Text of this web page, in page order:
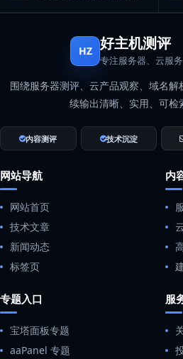
HZ 好主机测评
专注服务器、云服
围绕服务器测评、云产品观察、域名
续输出清晰、实用、可检
内容测评 技术沉淀
网站导航
网站首页
技术文章
新闻动态
标签页
内
专题入口
宝塔面板专题
aaPanel 专题
服